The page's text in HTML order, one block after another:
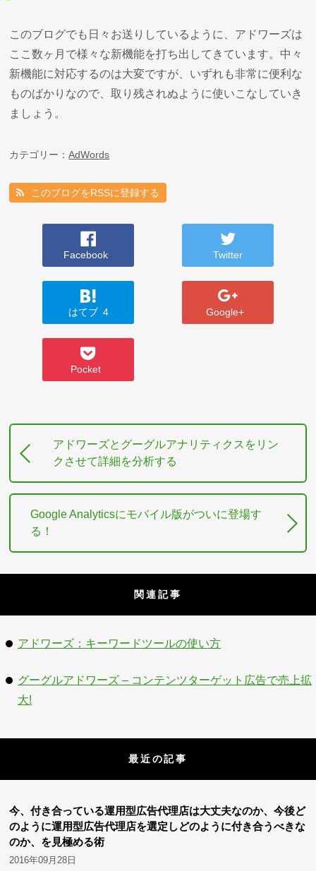
このブログでも日々お送りしているように、アドワーズは
ここ数ヶ月で様々な新機能を打ち出してきています。中々
新機能に対応するのは大変ですが、いずれも非常に便利な
ものばかりなので、取り残されぬように使いこなしていき
ましょう。
カテゴリー：AdWords
このブログをRSSに登録する
Facebook Twitter
はてブ 4 Google+
Pocket
アドワーズとグーグルアナリティクスをリン
クさせて詳細を分析する
Google Analyticsにモバイル版がついに登場す
る！
関連記事
アドワーズ：キーワードツールの使い方
グーグルアドワーズ – コンテンツターゲット広告で売上拡
大!
最近の記事
今、付き合っている運用型広告代理店は大丈夫なのか、今後ど
のように運用型広告代理店を選定しどのように付き合うべきな
のか、を見極める術
2016年09月28日